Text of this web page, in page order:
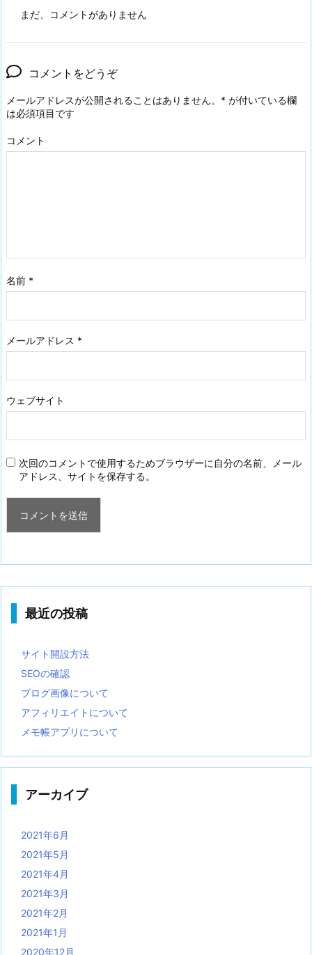
まだ、コメントがありません
コメントをどうぞ
メールアドレスが公開されることはありません。 * が付いている欄
は必須項目です
コメント
名前 *
メールアドレス *
ウェブサイト
次回のコメントで使用するためブラウザーに自分の名前、メール
アドレス、サイトを保存する。
最近の投稿
サイト開設方法
SEOの確認
ブログ画像について
アフィリエイトについて
メモ帳アプリについて
アーカイブ
2021年6月
2021年5月
2021年4月
2021年3月
2021年2月
2021年1月
2020年12月